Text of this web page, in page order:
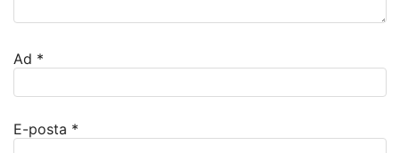
Ad *
E-posta *